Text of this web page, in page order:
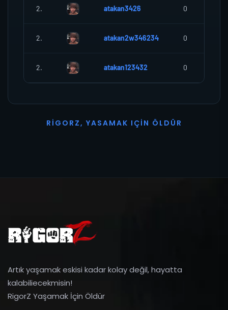
2. atakan3426 0
2. atakan2w346234 0
2. atakan123432 0
R I G O R Z, YASAMAK I ÇI N Ö L D Ü R
Artık yaşamak eskisi kadar kolay değil, hayatta
kalabiliecekmisin!
RigorZ Yaşamak İçin Öldür